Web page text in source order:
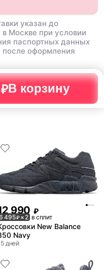
В корзину
указан до
Москве при условии
паспортных данных
оформления
990 ₽
495₽× 2 в сплит
New Balance
Navy
дней